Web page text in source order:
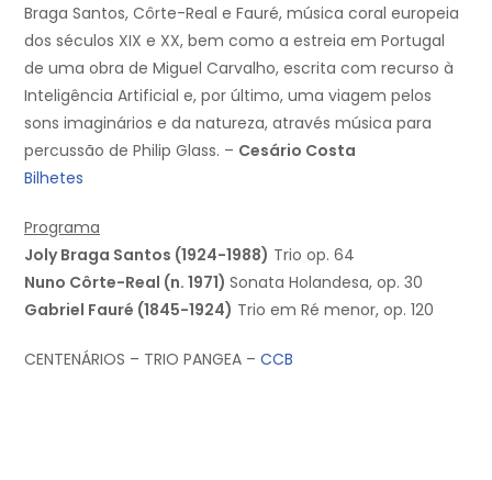
Braga Santos, Côrte-Real e Fauré, música coral europeia
dos séculos XIX e XX, bem como a estreia em Portugal
de uma obra de Miguel Carvalho, escrita com recurso à
Inteligência Artificial e, por último, uma viagem pelos
sons imaginários e da natureza, através música para
percussão de Philip Glass. – Cesário Costa
Bilhetes
Programa
Joly Braga Santos (1924-1988) Trio op. 64
Nuno Côrte-Real (n. 1971) Sonata Holandesa, op. 30
Gabriel Fauré (1845-1924) Trio em Ré menor, op. 120
CENTENÁRIOS – TRIO PANGEA – CCB